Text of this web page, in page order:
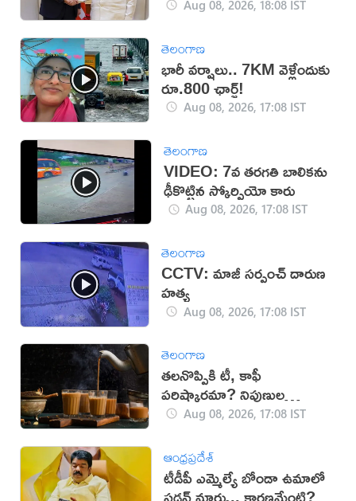
Aug 08, 2026, 18:08 IST
తెలంగాణ
భారీ వర్షాలు.. 7KM వెళ్లేందుకు
రూ.800 ఛార్జ్!
Aug 08, 2026, 17:08 IST
తెలంగాణ
VIDEO: 7వ తరగతి బాలికను
ఢీకొట్టిన స్కోర్పియో కారు
Aug 08, 2026, 17:08 IST
తెలంగాణ
CCTV: మాజీ సర్పంచ్ దారుణ
హత్య
Aug 08, 2026, 17:08 IST
తెలంగాణ
తలనొప్పికి టీ, కాఫీ
పరిష్కారమా? నిపుణుల
సూచనలు ఇవే!
Aug 08, 2026, 17:08 IST
ఆంధ్రప్రదేశ్
టీడీపీ ఎమ్మెల్యే బోండా ఉమాలో